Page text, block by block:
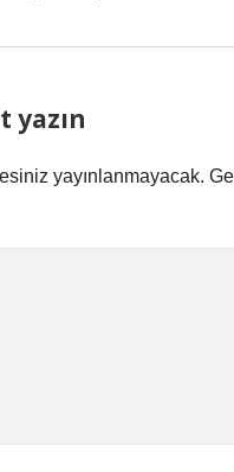
yazın
yayınlanmayacak.